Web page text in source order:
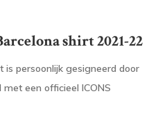
shirt 2021-22
is persoonlijk gesigneerd door
een officieel ICONS